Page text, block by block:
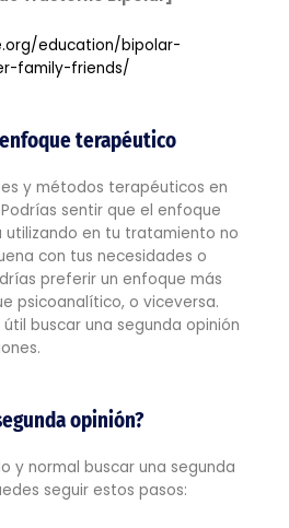
education/bipolar-
family-friends/
terapéutico
y métodos terapéuticos en
sentir que el enfoque
en tu tratamiento no
con tus necesidades o
preferir un enfoque más
psicoanalítico, o viceversa.
buscar una segunda opinión
opinión?
y normal buscar una segunda
seguir estos pasos: